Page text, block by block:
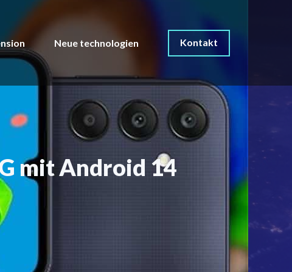
Neue technologien Kontakt
mit Android 14